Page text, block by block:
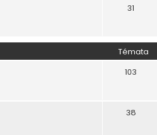
31
Témata
103
38